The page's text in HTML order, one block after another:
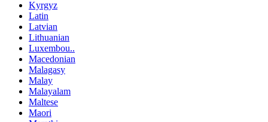
Kyrgyz
Latin
Latvian
Lithuanian
Luxembou..
Macedonian
Malagasy
Malay
Malayalam
Maltese
Maori